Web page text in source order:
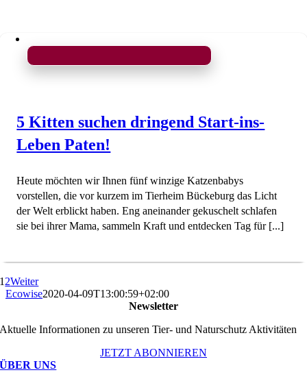
5 Kitten suchen dringend Start-ins-
Leben Paten!
Heute möchten wir Ihnen fünf winzige Katzenbabys
vorstellen, die vor kurzem im Tierheim Bückeburg das Licht
der Welt erblickt haben. Eng aneinander gekuschelt schlafen
sie bei ihrer Mama, sammeln Kraft und entdecken Tag für [...]
1 2Weiter
Ecowise2020-04-09T13:00:59+02:00
Newsletter
Aktuelle Informationen zu unseren Tier- und Naturschutz Aktivitäten
JETZT ABONNIEREN
ÜBER UNS